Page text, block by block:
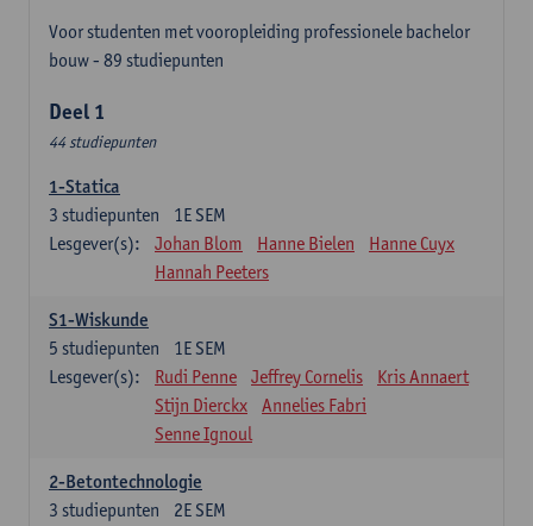
Voor studenten met vooropleiding professionele bachelor
bouw - 89 studiepunten
Deel 1
44 studiepunten
1-Statica
1E SEM
3 studiepunten
Lesgever(s):
Johan Blom Hanne Bielen
Hanne Cuyx
Hannah Peeters
S1-Wiskunde
1E SEM
5 studiepunten
Lesgever(s):
Rudi Penne Jeffrey Cornelis
Kris Annaert
Stijn Dierckx
Annelies Fabri
Senne Ignoul
2-Betontechnologie
2E SEM
3 studiepunten